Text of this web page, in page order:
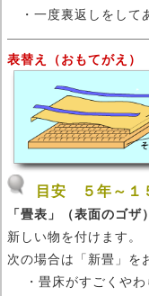
・一度裏返しをして
表替え（おもてがえ）
目安 ５年～１
「畳表」（表面のゴザ
新しい物を付けます。
次の場合は「新畳」を
・畳床がすごくやわ